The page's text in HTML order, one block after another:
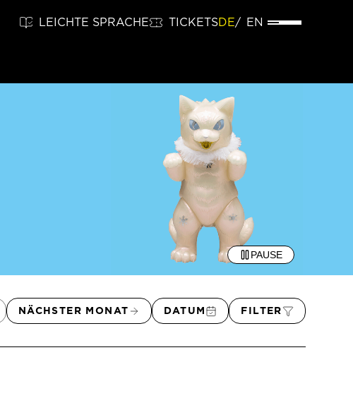
LEICHTE SPRACHE TICKETSDE EN
PAUSE
NÄCHSTER MONAT DATUM FILTER